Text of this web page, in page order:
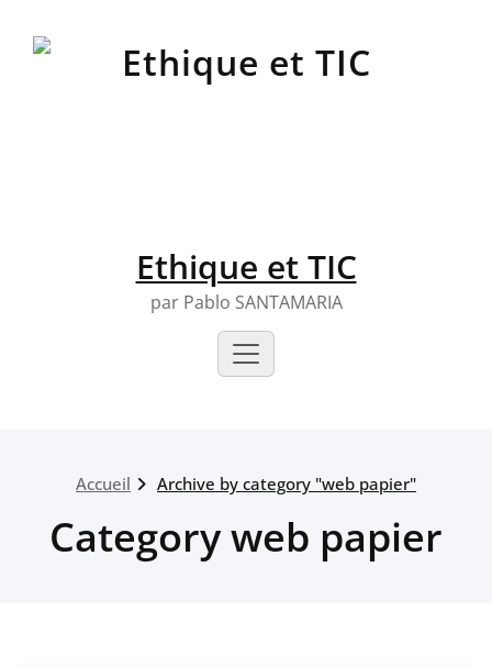
Ethique et TIC
par Pablo SANTAMARIA
Accueil Archive by category "web papier"
Category web papier